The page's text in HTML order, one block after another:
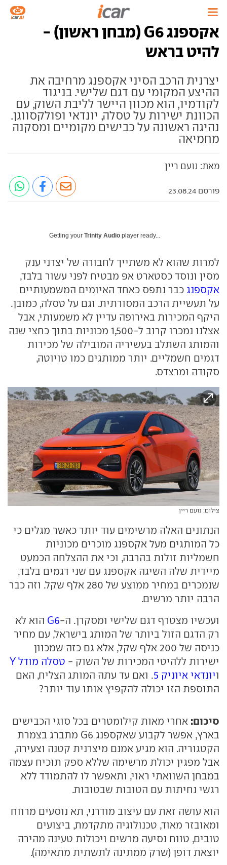
אקספנג G6 (מבחן ראשון) -
להיט בראש
יצרנית הרכב הסיני אקספנג מרחיבה את
ההיצע המקומי עם דגם שלישי. בניגוד
לקודמיו, הוא מכוון היישר לליבת השוק, עם
הכוונת ישירות על טסלה, יונדאי ופולקסווגן.
נהיגה ראשונה על כבישים מקומיים ומסקנה
מחמיאה
מאת: נועם ריין
פורסם 23.08.24
Getting your Trinity Audio player ready...
למרות שהוא לא משתייך לחבורה של יצרני ענק
מסין ונוסד כסטארט אפ מבטיח לפני עשור בלבד,
אקספנג כבר נתפס כאחד האיומים המשמעותיים
על תעשיית הרכב המסורתית. וגם על טסלה, כמובן.
היקף המכירות באירופה עדיין לא משמעותי, אבל
אצלנו נמכרו קרוב ל-1,500 מכוניות בתוך כחצי שנה
והמותג השתלב בעשיריה המובילה של מכירות
דגמים חשמליים. יותר ממותגים כמו טויוטה,
סקודה ומרצדס.
צילום: נועם ריין
הנתונים האלה מרשימים עוד יותר כאשר מגלים כי
כל המותגים מעל אקספנג מוכרים מכוניות
חשמליות זולות בהרבה, וכי את ההצלחה הכמעט
מיידית שלה השיגה אקספנג עם שני דגמים בלבד,
שנמכרים במחיר ממוצע של 280 אלף שקל. וזה כבר
הרבה יותר מרשים.
ועכשיו מצטרף דגם שלישי ומסקרן. ה-G6 הוא לא
רק הדגם הזול ביותר של המותג בישראל, עם מחיר
כניסה של 200 אלף שקל, אלא גם כזה שמכוון
ישירות ללהיטי המכירות של השוק - טסלה מודל Y
ויונדאי איוניק 5
. ואם עד עתה המותג הצליח, האם
התוספת הזו יכולה להקפיץ אותו עוד יותר?
סיכום: אחרי מאות קילומטרים בכל סוגי הכבישים
בארץ, אפשר לקבוע שאקספנג G6 מתברג בצמרת
הקטגוריה. הוא מגיע אמנם מיצרנית קטנה וצעירה,
אבל מפגין יכולת מרשימה שללא ספק תוכיח עצמה
במבחן השוואתי ראוי, ותאפשר לו להתמודד ללא
רגשי נחיתות עם הטובות שבטובות.
הוא עושה זאת עם עיצוב מודרני, תא נוסעים מרווח
ומאובזר מאוד, טכנולוגיה מתקדמת, ביצועים
טובים, טווח נסיעה מרשים ויכולות טעינה מהירה
יוצאת דופן (שרק ממתינה לתשתית מתאימה).